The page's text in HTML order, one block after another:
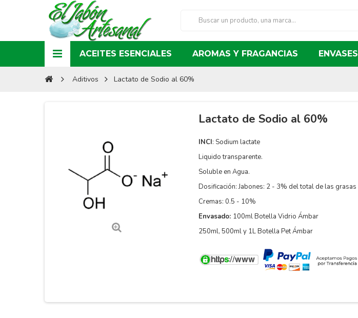
ACEITES ESENCIALES AROMAS Y FRAGANCIAS ENVASES
Aditivos Lactato de Sodio al 60%
Lactato de Sodio al 60%
INCI: Sodium lactate
Liquido transparente.
Soluble en Agua.
Dosificación:Jabones: 2 - 3% del total de las grasas
Cremas: 0.5 - 10%
Envasado: 100ml Botella Vidrio Ámbar
250ml, 500ml y 1L Botella Pet Ámbar